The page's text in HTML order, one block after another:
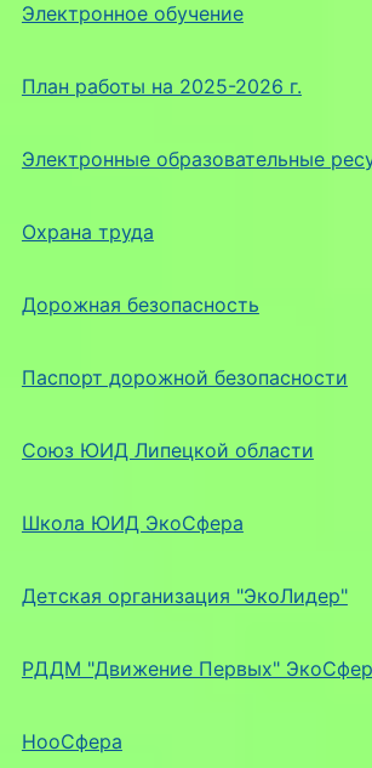
Электронное обучение
План работы на 2025-2026 г.
Электронные образовательные
Охрана труда
Дорожная безопасность
Паспорт дорожной безопасности
Союз ЮИД Липецкой области
Школа ЮИД ЭкоСфера
Детская организация "ЭкоЛидер"
РДДМ "Движение Первых"
НооСфера